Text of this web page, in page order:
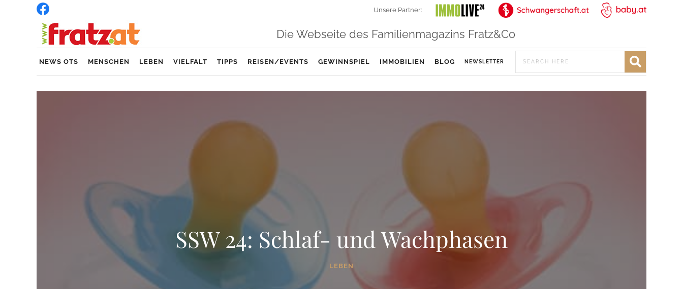
Unsere Partner:
Die Webseite des Familienmagazins Fratz&Co
NEWS OTS MENSCHEN LEBEN VIELFALT TIPPS REISEN/EVENTS GEWINNSPIEL IMMOBILIEN BLOG NEWSLETTER
SSW 24: Schlaf- und Wachphasen
LEBEN